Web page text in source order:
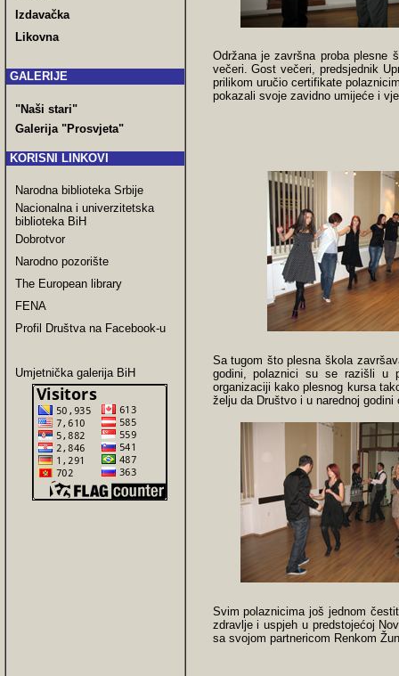
Izdavačka
Likovna
GALERIJE
"Naši stari"
Galerija "Prosvjeta"
KORISNI LINKOVI
Narodna biblioteka Srbije
Nacionalna i univerzitetska
biblioteka BiH
Dobrotvor
Narodno pozorište
The European library
FENA
Profil Društva na Facebook-u
Umjetnička galerija BiH
Održana je završna proba plesne
večeri. Gost večeri, predsjednik
prilikom uručio certifikate
pokazali svoje zavidno umijeće i
Sa tugom što plesna škola
godini, polaznici su se razišli u
organizaciji kako plesnog kursa
želju da Društvo i u narednoj
Svim polaznicima još jednom
zdravlje i uspjeh u predstojećoj
sa svojom partnericom Renkom